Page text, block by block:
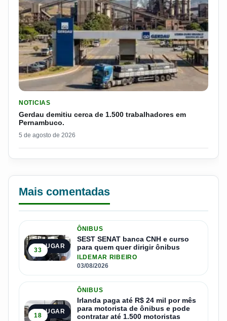
NOTICIAS
Gerdau demitiu cerca de 1.500 trabalhadores em
Pernambuco.
5 de agosto de 2026
Mais comentadas
1º LUGAR
33
ÔNIBUS
SEST SENAT banca CNH e curso
para quem quer dirigir ônibus
ILDEMAR RIBEIRO
03/08/2026
2º LUGAR
18
ÔNIBUS
Irlanda paga até R$ 24 mil por mês
para motorista de ônibus e pode
contratar até 1.500 motoristas